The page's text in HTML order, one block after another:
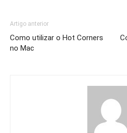
Artigo anterior
Como utilizar o Hot Corners
no Mac